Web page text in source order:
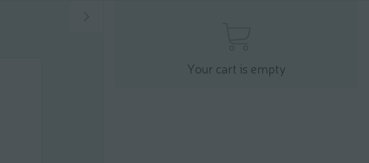
Your cart is empty